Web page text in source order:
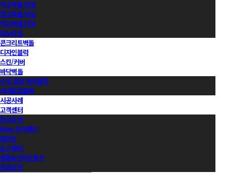
적고벽돌 타일
청고벽돌 타일
백고벽돌 타일
모노타일
콘크리트벽돌
디자인블럭
스킨/커버
바닥벽돌
수입 점토 바닥블럭
국내점토블록
시공사례
고객센터
회사소개
Now 브릭랜드
동영상
뉴스레터
샘플&견적신청서
프로모션